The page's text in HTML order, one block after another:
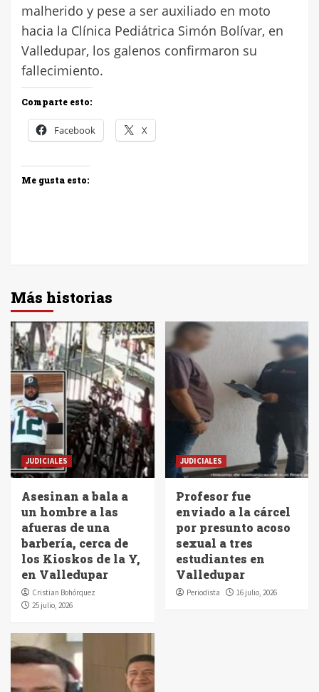
malherido y pese a ser auxiliado en moto
hacia la Clínica Pediátrica Simón Bolívar, en
Valledupar, los galenos confirmaron su
fallecimiento.
Comparte esto:
Facebook X
Me gusta esto:
Más historias
JUDICIALES
Asesinan a bala a
un hombre a las
afueras de una
barbería, cerca de
los Kioskos de la Y,
en Valledupar
Cristian Bohórquez
25 julio, 2026
JUDICIALES
Profesor fue
enviado a la cárcel
por presunto acoso
sexual a tres
estudiantes en
Valledupar
Periodista 16 julio, 2026